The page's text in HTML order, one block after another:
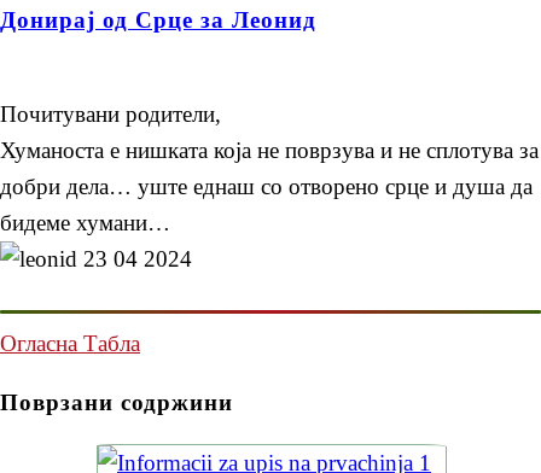
Донирај од Срце за Леонид
Почитувани родители,
Хуманоста е нишката која не поврзува и не сплотува за
добри дела… уште еднаш со отворено срце и душа да
бидеме хумани…
Огласна Табла
Поврзани содржини